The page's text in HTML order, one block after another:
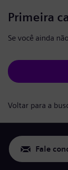
Primeira
Se você ainda
Voltar para a
Fale